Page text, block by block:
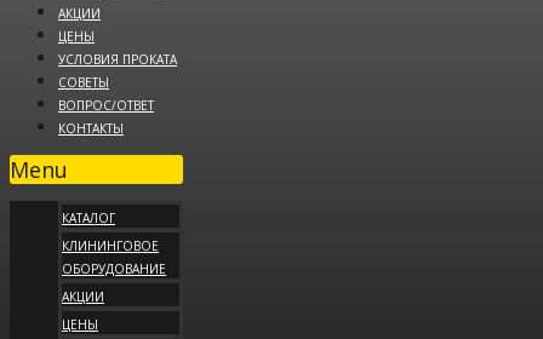
АКЦИИ
ЦЕНЫ
УСЛОВИЯ ПРОКАТА
СОВЕТЫ
ВОПРОС/ОТВЕТ
КОНТАКТЫ
Menu
КАТАЛОГ
КЛИНИНГОВОЕ
ОБОРУДОВАНИЕ
АКЦИИ
ЦЕНЫ